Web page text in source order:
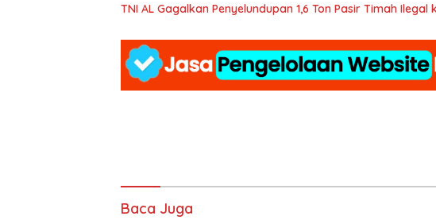
TNI AL Gagalkan Penyelundupan 1,6 Ton Pasir Timah Ilegal
Baca Juga